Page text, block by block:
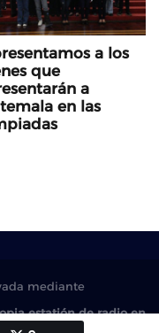
a los
que
a
en las
mediante
estatión de radio en